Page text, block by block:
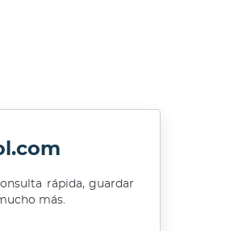
rápida, guardar
más.